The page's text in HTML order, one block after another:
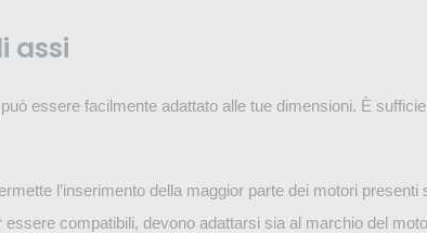
assi
può essere facilmente adattato alle tue dimensioni. È
l’inserimento della maggior parte dei motori
compatibili, devono adattarsi sia al marchio del